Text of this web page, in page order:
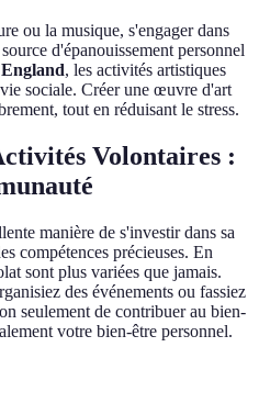
ou la musique, s'engager dans
d'épanouissement personnel
, les activités artistiques
sociale. Créer une œuvre d'art
tout en réduisant le stress.
Volontaires :
manière de s'investir dans sa
compétences précieuses. En
sont plus variées que jamais.
des événements ou fassiez
seulement de contribuer au bien-
votre bien-être personnel.